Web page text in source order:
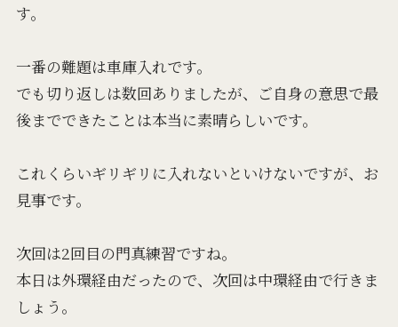
す。
一番の難題は車庫入れです。
でも切り返しは数回ありましたが、ご自身の意思で最
後までできたことは本当に素晴らしいです。
これくらいギリギリに入れないといけないですが、お
見事です。
次回は2回目の門真練習ですね。
本日は外環経由だったので、次回は中環経由で行きま
しょう。